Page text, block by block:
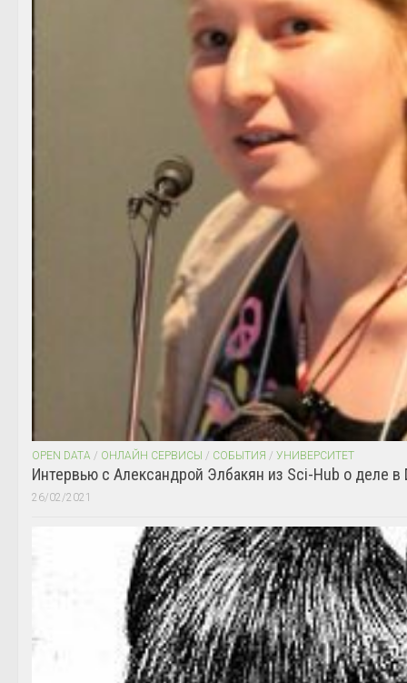
OPEN DATA / ОНЛАЙН СЕРВИСЫ / СОБЫТИЯ / УНИВЕРСИТЕТ
Интервью с Александрой Элбакян из Sci-Hub о деле в
26/02/2021